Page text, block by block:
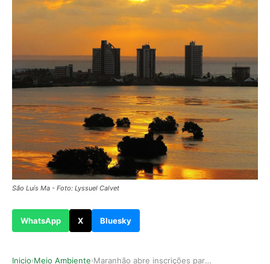
São Luís Ma - Foto: Lyssuel Calvet
WhatsApp X Bluesky
Inicio›Meio Ambiente› Maranhão abre inscrições para nova edição do pr…